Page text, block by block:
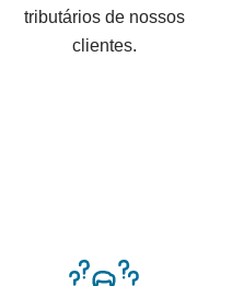
tributários de nossos
clientes.